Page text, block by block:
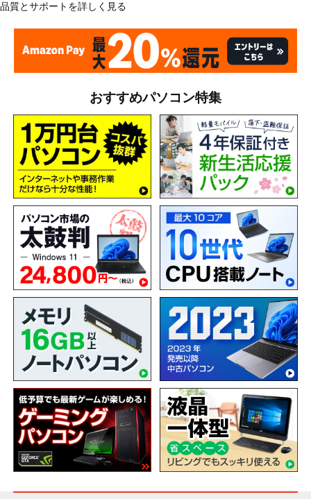
品質とサポートを詳しく見る
おすすめパソコン特集